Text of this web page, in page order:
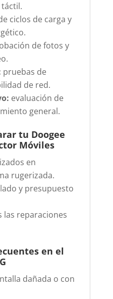
ciclos de carga y
de fotos y
pruebas de
de red.
evaluación de
general.
tu Doogee
Móviles
en
rugerizada.
y presupuesto
las reparaciones
en el
dañada o con